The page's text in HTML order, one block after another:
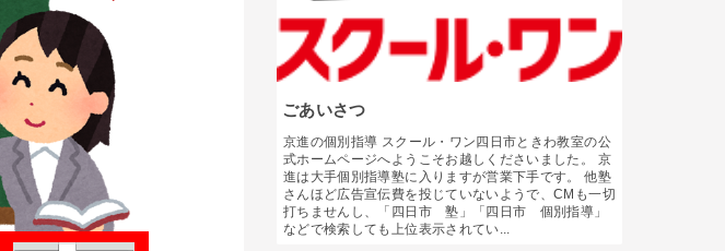
ごあいさつ
京進の個別指導 スクール・ワン四日市ときわ教室の公
式ホームページへようこそお越しくださいました。 京
進は大手個別指導塾に入りますが営業下手です。 他塾
さんほど広告宣伝費を投じていないようで、CMも一切
打ちませんし、「四日市 塾」「四日市 個別指導」
などで検索しても上位表示されてい...